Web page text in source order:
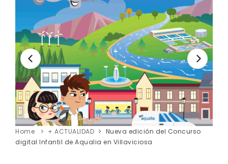
Home + ACTUALIDAD
Nueva edición del Concurso
digital Infantil de Aqualia en Villaviciosa